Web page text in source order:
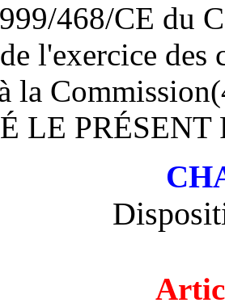
468/CE du
l'exercice des
la
LE